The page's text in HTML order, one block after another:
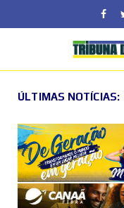
ÚLTIMAS NOTÍCIAS:
na quinta saída